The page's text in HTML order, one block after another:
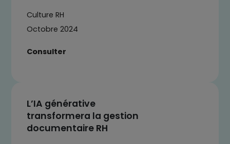
Culture RH
Octobre 2024
Consulter
L’IA générative
transformera la gestion
documentaire RH